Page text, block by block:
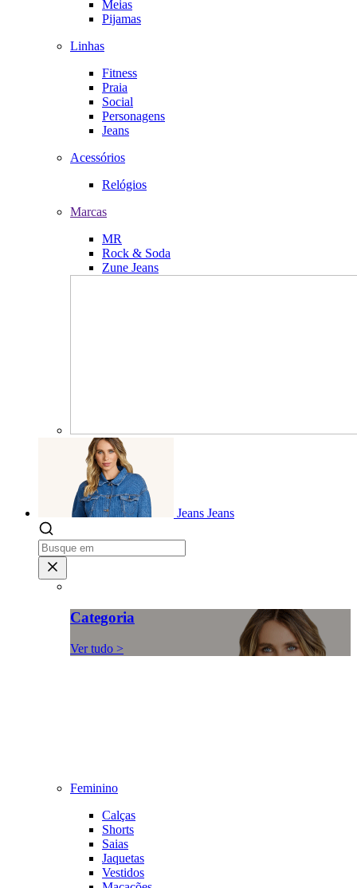
Meias
Pijamas
Linhas
Fitness
Praia
Social
Personagens
Jeans
Acessórios
Relógios
Marcas
MR
Rock & Soda
Zune Jeans
Jeans Jeans
Categoria
Ver tudo >
Feminino
Calças
Shorts
Saias
Jaquetas
Vestidos